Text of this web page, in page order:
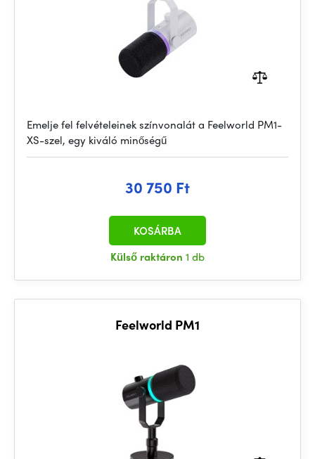
Emelje fel felvételeinek színvonalát a Feelworld PM1-
XS-szel, egy kiváló minőségű
30 750 Ft
Külső raktáron 1 db
KOSÁRBA
Feelworld PM1